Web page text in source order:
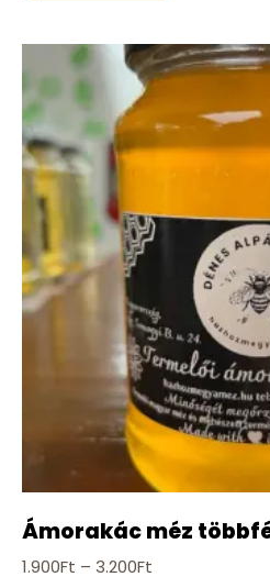
Ámorakác méz
1.900Ft – 3.200Ft